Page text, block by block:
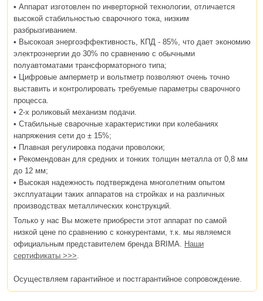
• Аппарат изготовлен по инверторной технологии, отличается
высокой стабильностью сварочного тока, низким
разбрызгиванием.
• Высокоая энергоэффективность, КПД - 85%, что дает экономию
электроэнергии до 30% по сравнению с обычными
полуавтоматами трансформаторного типа;
• Цифровые амперметр и вольтметр позволяют очень точно
выставить и контролировать требуемые параметры сварочного
процесса.
• 2-х роликовый механизм подачи.
• Стабильные сварочные характеристики при колебаниях
напряжения сети до ± 15%;
• Плавная регулировка подачи проволоки;
• Рекомендован для средних и тонких толщин металла от 0,8 мм
до 12 мм;
• Высокая надежность подтверждена многолетним опытом
эксплуатации таких аппаратов на стройках и на различных
производствах металлических конструкций.
Только у нас Вы можете приобрести этот аппарат по самой
низкой цене по сравнению с конкурентами, т.к. мы являемся
официальным представителем бренда BRIMA. Наши
сертификаты >>>.
Осуществляем гарантийное и постгарантийное сопровождение.